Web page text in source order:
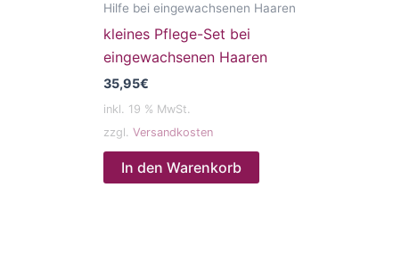
Hilfe bei eingewachsenen Haaren
kleines Pflege-Set bei
eingewachsenen Haaren
35,95€
inkl. 19 % MwSt.
zzgl.Versandkosten
In den Warenkorb